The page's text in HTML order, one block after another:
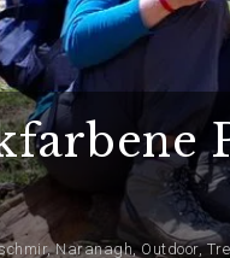
,Naranagh, Outdoor,